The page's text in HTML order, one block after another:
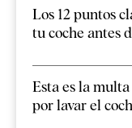
Los 12 puntos
tu coche antes
Esta es la
por lavar el